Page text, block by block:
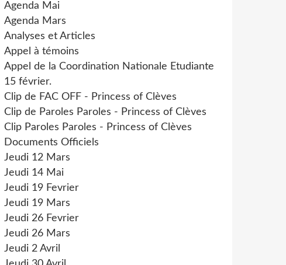
Agenda Mai
Agenda Mars
Analyses et Articles
Appel à témoins
Appel de la Coordination Nationale Etudiante
15 février.
Clip de FAC OFF - Princess of Clèves
Clip de Paroles Paroles - Princess of Clèves
Clip Paroles Paroles - Princess of Clèves
Documents Officiels
Jeudi 12 Mars
Jeudi 14 Mai
Jeudi 19 Fevrier
Jeudi 19 Mars
Jeudi 26 Fevrier
Jeudi 26 Mars
Jeudi 2 Avril